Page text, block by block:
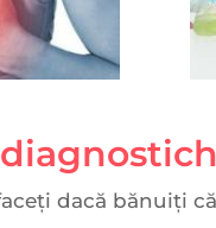
dacă bănuiți